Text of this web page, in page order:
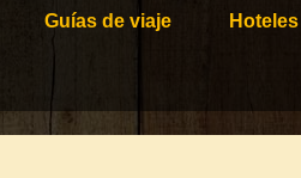
Guías de viaje Hoteles